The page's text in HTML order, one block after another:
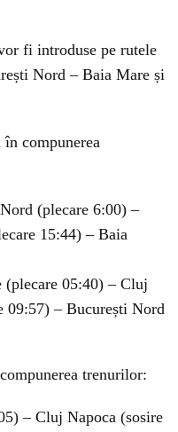
fi introduse pe rutele
Nord – Baia Mare și
compunerea
(plecare 6:00) –
15:44) – Baia
05:40) – Cluj
09:57) – București Nord
trenurilor:
– Cluj Napoca (sosire